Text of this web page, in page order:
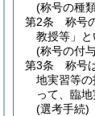
(称号の種
第2条
称号
教授等」と
(称号の付
第3条
称号
地実習等
って、臨
(選考手続)